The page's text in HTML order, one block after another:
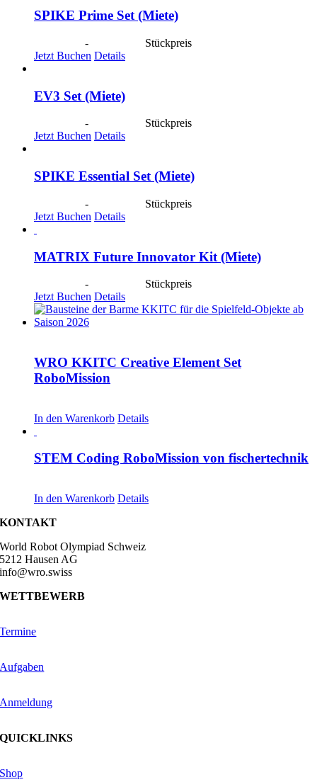
SPIKE Prime Set (Miete)
-
Stückpreis
Jetzt Buchen Details
EV3 Set (Miete)
-
Stückpreis
Jetzt Buchen Details
SPIKE Essential Set (Miete)
-
Stückpreis
Jetzt Buchen Details
MATRIX Future Innovator Kit (Miete)
-
Stückpreis
Jetzt Buchen Details
WRO KKITC Creative Element Set
RoboMission
In den Warenkorb Details
STEM Coding RoboMission von fischertechnik
In den Warenkorb Details
KONTAKT
World Robot Olympiad Schweiz
5212 Hausen AG
info@wro.swiss
WETTBEWERB
Termine
Aufgaben
Anmeldung
QUICKLINKS
Shop